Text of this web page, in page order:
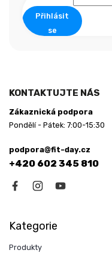
Přihlásit
se
KONTAKTUJTE NÁS
Zákaznická podpora
Pondělí - Pátek: 7:00-15:30
podpora@fit-day.cz
+420 602 345 810
Kategorie
Produkty